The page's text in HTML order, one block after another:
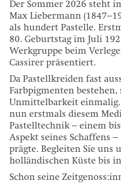
Der Sommer 2026 steht
Max Liebermann
als hundert Pastelle.
80. Geburtstag im Juli
Werkgruppe beim
Cassirer präsentiert.
Da Pastellkreiden fast
Farbpigmenten
Unmittelbarkeit
nun erstmals diesem
Pastelltechnik – einem
Aspekt seines Schaffens
prägte. Begleiten Sie uns
holländischen Küste bis
Schon seine